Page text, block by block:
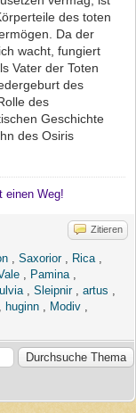
des toten
Da der
wacht, fungiert
Vater der Toten
des
des
Geschichte
des Osiris
einen Weg!
Zitieren
Saxorior, Rica
Pamina
Sleipnir, artus
huginn Modiv